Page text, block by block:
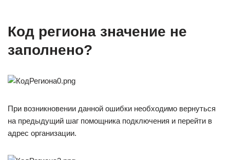
Код региона значение не
заполнено?
При возникновении данной ошибки необходимо вернуться
на предыдущий шаг помощника подключения и перейти в
адрес организации.